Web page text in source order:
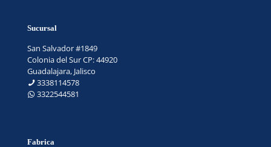
Sucursal
San Salvador #1849
Colonia del Sur CP: 44920
Guadalajara, Jalisco
3338114578
3322544581
Fabrica